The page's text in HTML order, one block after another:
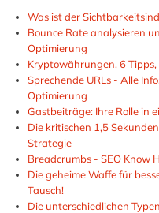
Was ist der
Bounce Rate analysieren
Optimierung
Kryptowährungen, 6
Sprechende URLs - Alle
Optimierung
Gastbeiträge: Ihre Rolle in
Die kritischen 1,5
Strategie
Breadcrumbs - SEO Know
Die geheime Waffe für
Tausch!
Die unterschiedlichen